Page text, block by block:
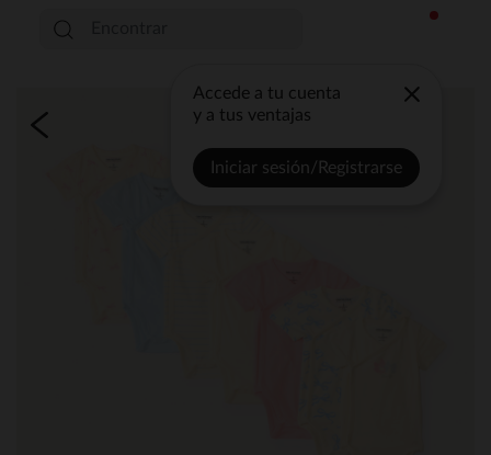
Accede a tu cuenta
y a tus ventajas
Iniciar sesión/Registrarse